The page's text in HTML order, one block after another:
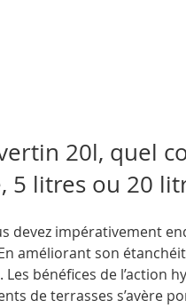
20l, quel
5 litres ou 20
devez impérativement
améliorant son
bénéfices de l’action
de terrasses s’avère